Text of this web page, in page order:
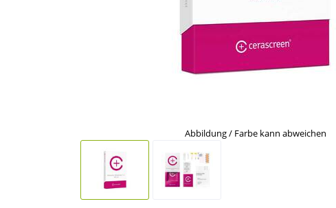
Abbildung / Farbe kann abweichen